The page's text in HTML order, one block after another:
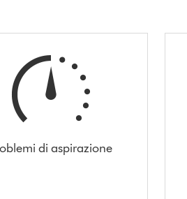
di aspirazione